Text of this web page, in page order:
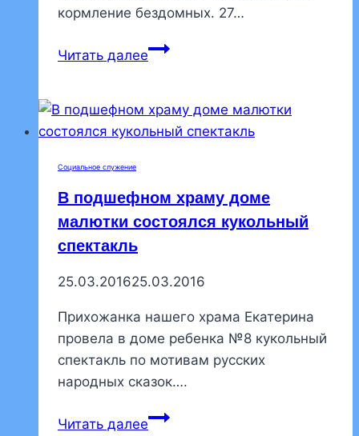
кормление бездомных. 27…
Читать далееПрихожане
продолжают
кормить
Социальное служение
В подшефном храму доме
малютки состоялся кукольный
спектакль
25.03.201625.03.2016
Прихожанка нашего храма Екатерина
провела в доме ребенка №8 кукольный
спектакль по мотивам русских
народных сказок….
Читать далееВ